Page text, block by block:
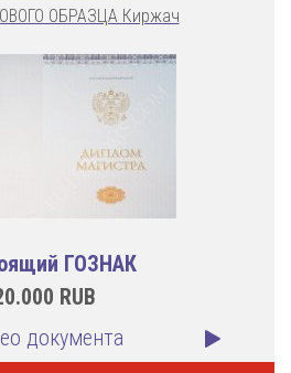
ОБРАЗЦА Киржач
ГОЗНАК
RUB
документа